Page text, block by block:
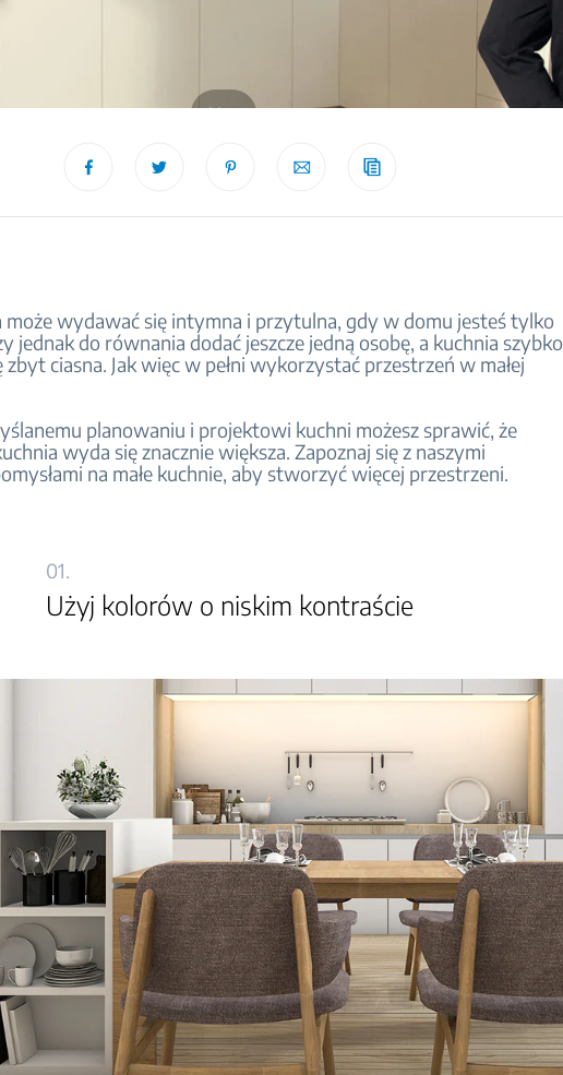
blog
może wydawać się intymna i przytulna, gdy w domu jesteś tylko
jednak do równania dodać jeszcze jedną osobę, a kuchnia szybko
zbyt ciasna. Jak więc w pełni wykorzystać przestrzeń w małej
planowaniu i projektowi kuchni możesz sprawić, że
wyda się znacznie większa. Zapoznaj się z naszymi
na małe kuchnie, aby stworzyć więcej przestrzeni.
01.
Użyj kolorów o niskim kontraście